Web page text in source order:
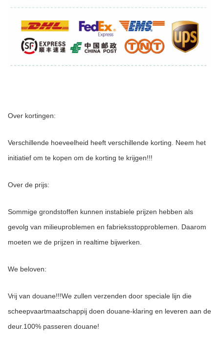
Over kortingen:
Verschillende hoeveelheid heeft verschillende korting. Neem het
initiatief om te kopen om de korting te krijgen!!!
Over de prijs:
Sommige grondstoffen kunnen instabiele prijzen hebben als
gevolg van milieuproblemen en fabrieksstopproblemen. Daarom
moeten we de prijzen in realtime bijwerken.
We beloven:
Vrij van douane!!!We zullen verzenden door speciale lijn die
scheepvaartmaatschappij doen douane-klaring en leveren aan de
deur.100% passeren douane!